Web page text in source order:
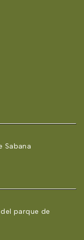
Sabana
parque de